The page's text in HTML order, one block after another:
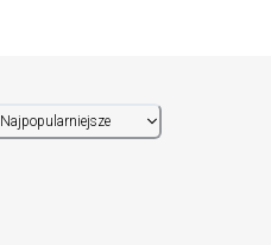
Najpopularniejsze